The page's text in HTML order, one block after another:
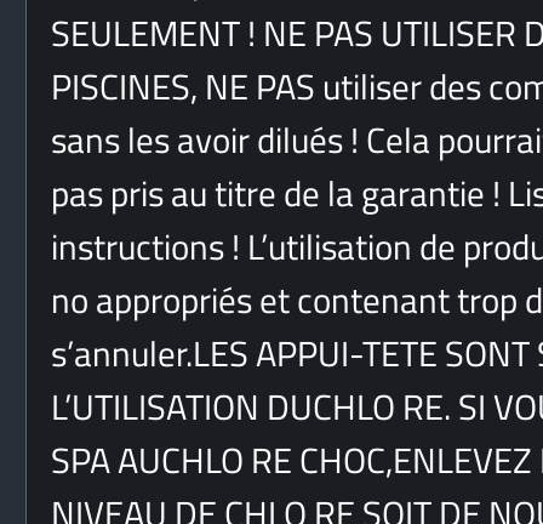
SEULEMENT ! NE PAS UTILISER
PISCINES, NE PAS utiliser des
sans les avoir dilués ! Cela
pas pris au titre de la garantie !
instructions ! L’utilisation de
no appropriés et contenant trop
s’annuler.LES APPUI-TETE
L’UTILISATION DUCHLO RE. SI
SPA AUCHLO RE
NIVEAU DE CHLO RE SOIT DE